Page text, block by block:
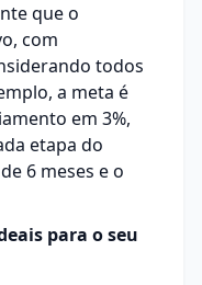
que o
com
todos
a meta é
em 3%,
etapa do
6 meses e o
para o seu